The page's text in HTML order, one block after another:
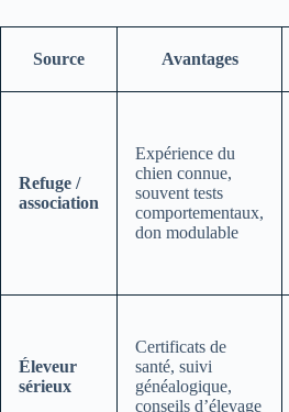
Source Avantages
Refuge /
association
Expérience du
chien connue,
souvent tests
comportementaux,
don modulable
Éleveur
sérieux
Certificats de
santé, suivi
généalogique,
conseils d’élevage